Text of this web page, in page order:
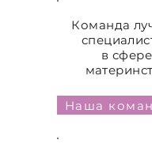
Команда
в сфере
Наша